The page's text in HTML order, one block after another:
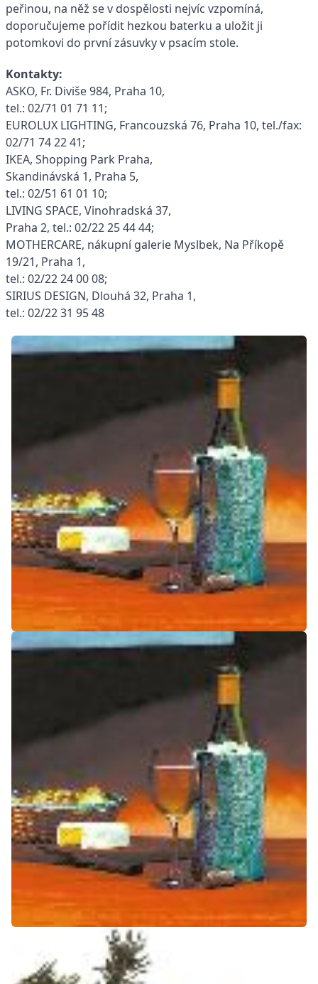
peřinou, na něž se v dospělosti nejvíc vzpomíná,
doporučujeme pořídit hezkou baterku a uložit ji
potomkovi do první zásuvky v psacím stole.
Kontakty:
ASKO, Fr. Diviše 984, Praha 10,
tel.: 02/71 01 71 11;
EUROLUX LIGHTING, Francouzská 76, Praha 10, tel./fax:
02/71 74 22 41;
IKEA, Shopping Park Praha,
Skandinávská 1, Praha 5,
tel.: 02/51 61 01 10;
LIVING SPACE, Vinohradská 37,
Praha 2, tel.: 02/22 25 44 44;
MOTHERCARE, nákupní galerie Myslbek, Na Příkopě
19/21, Praha 1,
tel.: 02/22 24 00 08;
SIRIUS DESIGN, Dlouhá 32, Praha 1,
tel.: 02/22 31 95 48